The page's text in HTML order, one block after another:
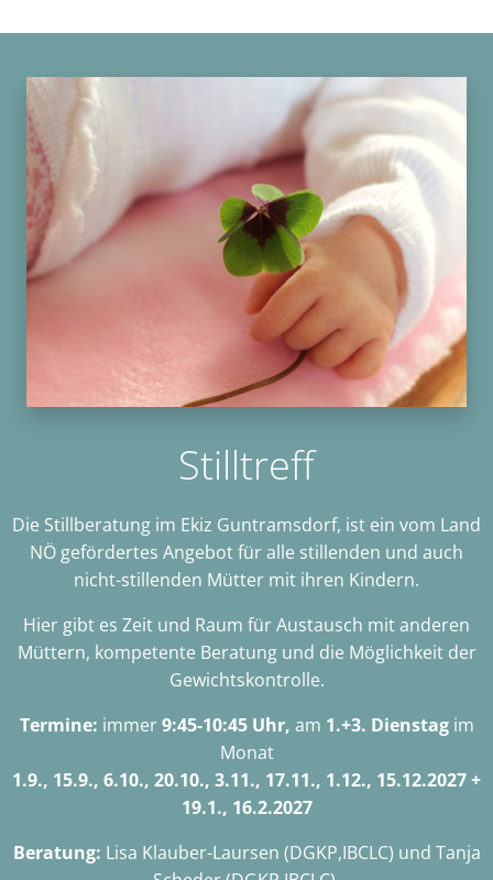
Stilltreff
Die Stillberatung im Ekiz Guntramsdorf, ist ein vom Land
NÖ gefördertes Angebot für alle stillenden und auch
nicht-stillenden Mütter mit ihren Kindern.
Hier gibt es Zeit und Raum für Austausch mit anderen
Müttern, kompetente Beratung und die Möglichkeit der
Gewichtskontrolle.
Termine: immer9:45-10:45 Uhr, am 1.+3. Dienstagim
Monat
1.9., 15.9., 6.10., 20.10., 3.11., 17.11., 1.12., 15.12.2027 +
19.1., 16.2.2027
Beratung: Lisa Klauber-Laursen (DGKP,IBCLC) und Tanja